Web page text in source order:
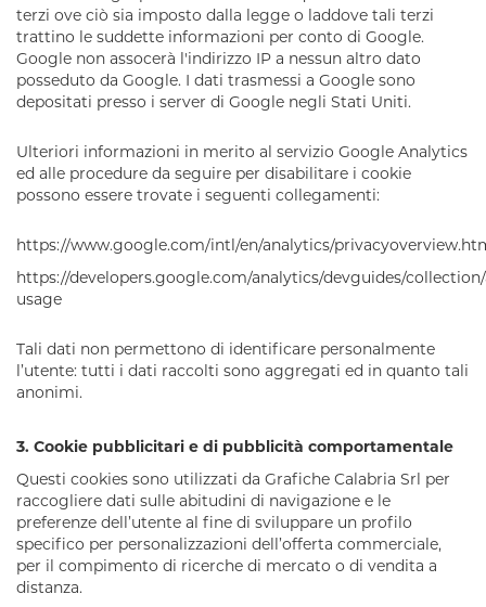
terzi ove ciò sia imposto dalla legge o laddove tali terzi
trattino le suddette informazioni per conto di Google.
Google non assocerà l'indirizzo IP a nessun altro dato
posseduto da Google. I dati trasmessi a Google sono
depositati presso i server di Google negli Stati Uniti.
Ulteriori informazioni in merito al servizio Google Analytics
ed alle procedure da seguire per disabilitare i cookie
possono essere trovate i seguenti collegamenti:
https://www.google.com/intl/en/analytics/
https://developers.google.com/analytics/devguides/
usage
Tali dati non permettono di identificare personalmente
l’utente: tutti i dati raccolti sono aggregati ed in quanto tali
anonimi.
3. Cookie pubblicitari e di pubblicità comportamentale
Questi cookies sono utilizzati da Grafiche Calabria Srl per
raccogliere dati sulle abitudini di navigazione e le
preferenze dell’utente al fine di sviluppare un profilo
specifico per personalizzazioni dell’offerta commerciale,
per il compimento di ricerche di mercato o di vendita a
distanza.